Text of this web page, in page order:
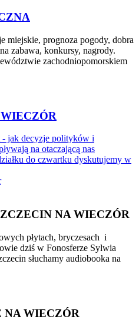
miejskie, prognoza pogody, dobra
zabawa, konkursy, nagrody.
zachodniopomorskiem
- jak decyzje polityków i
na otaczającą nas
do czwartku dyskutujemy w
NA WIECZÓR
płytach, bryczesach i
dziś w Fonosferze Sylwia
słuchamy audiobooka na
NA WIECZÓR